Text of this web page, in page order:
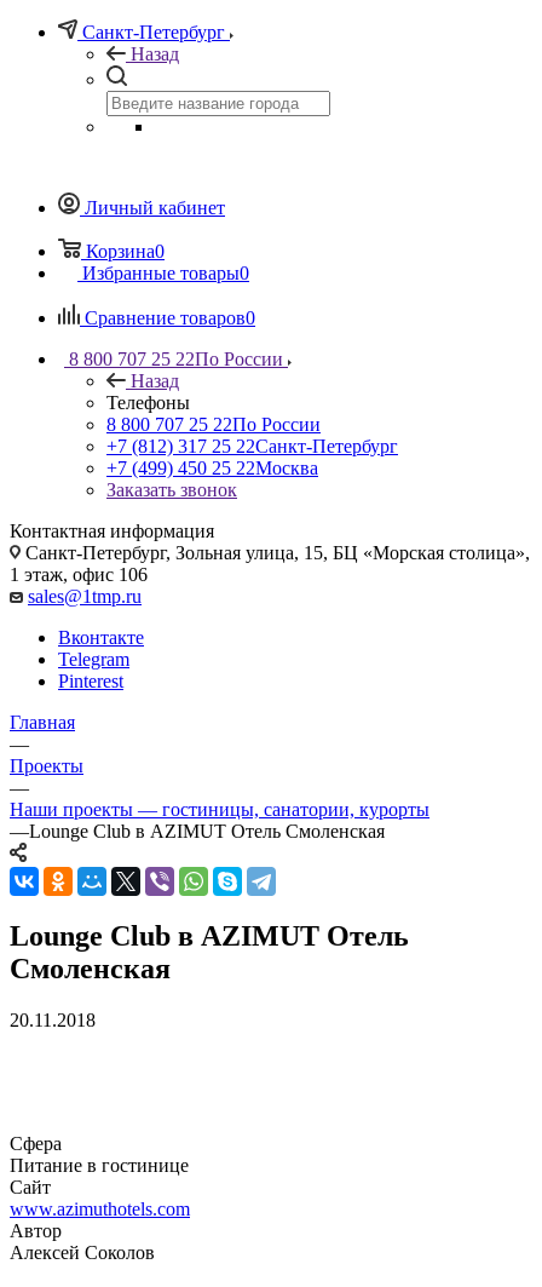
Санкт-Петербург
Назад
Личный кабинет
Корзина0
Избранные товары0
Сравнение товаров0
8 800 707 25 22По России
Назад
Телефоны
8 800 707 25 22По России
+7 (812) 317 25 22Санкт-Петербург
+7 (499) 450 25 22Москва
Заказать звонок
Контактная информация
Санкт-Петербург, Зольная улица, 15, БЦ «Морская столица»,
1 этаж, офис 106
sales@1tmp.ru
Вконтакте
Telegram
Pinterest
Главная
—
Проекты
—
Наши проекты — гостиницы, санатории, курорты
—Lounge Club в AZIMUT Отель Смоленская
Lounge Club в AZIMUT Отель
Смоленская
20.11.2018
Сфера
Питание в гостинице
Сайт
www.azimuthotels.com
Автор
Алексей Соколов